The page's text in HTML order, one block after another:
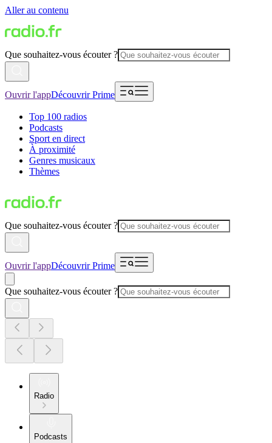
Aller au contenu
Que souhaitez-vous écouter ?
Ouvrir l'appDécouvrir Prime
Top 100 radios
Podcasts
Sport en direct
À proximité
Genres musicaux
Thèmes
Que souhaitez-vous écouter ?
Ouvrir l'appDécouvrir Prime
Que souhaitez-vous écouter ?
Radio
Podcasts